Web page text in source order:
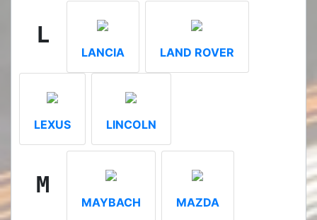
L
LANCIA LAND ROVER
LEXUS LINCOLN
M
MAYBACH MAZDA